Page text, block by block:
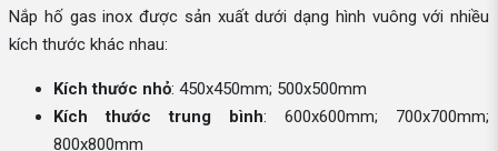
Nắp hố gas inox được sản xuất dưới dạng hình vuông với nhiều
kích thước khác nhau:
Kích thước nhỏ: 450x450mm; 500x500mm
Kích thước trung bình: 600x600mm; 700x700mm;
800x800mm